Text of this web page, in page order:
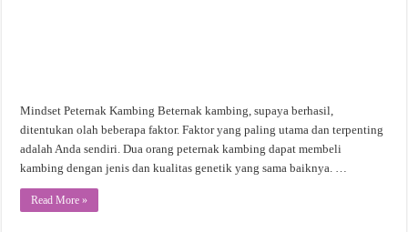
Mindset Peternak Kambing Beternak kambing, supaya berhasil,
ditentukan olah beberapa faktor. Faktor yang paling utama dan terpenting
adalah Anda sendiri. Dua orang peternak kambing dapat membeli
kambing dengan jenis dan kualitas genetik yang sama baiknya. …
Read More »